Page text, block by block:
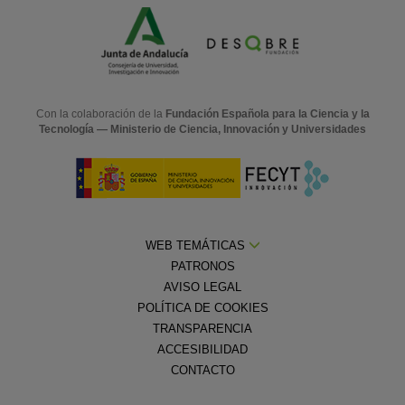
Con la colaboración de la Fundación Española para la Ciencia y la
Tecnología — Ministerio de Ciencia, Innovación y Universidades
WEB TEMÁTICAS
PATRONOS
AVISO LEGAL
POLÍTICA DE COOKIES
TRANSPARENCIA
ACCESIBILIDAD
CONTACTO